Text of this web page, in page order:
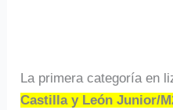
La primera categoría en
Castilla y León Junior/